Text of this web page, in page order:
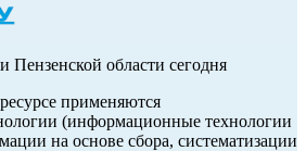
Пензенской области сегодня
применяются
(информационные технологии
на основе сбора, систематизации